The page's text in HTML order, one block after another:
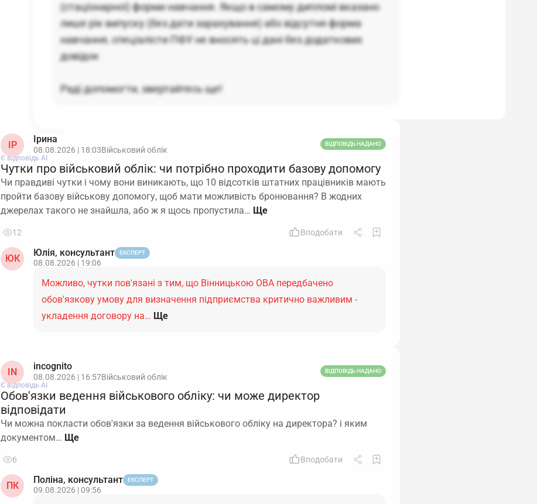
(стаціонарної) форми навчання. Якщо в самому дипломі вказано
лише рік випуску (без дати зарахування) або відсутня форма
навчання, спеціалісти ПФУ не вносять ці дані без додаткових
довідок
Раді допомогти, звертайтесь ще!
ІР
Ірина
08.08.2026 | 18:03Військовий облік
ВІДПОВІДЬ НАДАНО
Є відповідь АІ
Чутки про військовий облік: чи потрібно проходити базову допомогу
Чи правдиві чутки і чому вони виникають, що 10 відсотків штатних працівників мають
пройти базову військову допомогу, щоб мати можливість бронювання? В жодних
джерелах такого не знайшла, або ж я щось пропустила…
12 Вподобати
ЮК
Юлія, консультант ЕКСПЕРТ
08.08.2026 | 19:06
Можливо, чутки пов'язані з тим, що Вінницькою ОВА передбачено
обов'язкову умову для визначення підприємства критично важливим -
укладення договору на… Ще
IN
incognito
08.08.2026 | 16:57Військовий облік
ВІДПОВІДЬ НАДАНО
Є відповідь АІ
Обов'язки ведення військового обліку: чи може директор
відповідати
Чи можна покласти обов'язки за ведення військового обліку на директора? і яким
документом…
6 Вподобати
ПК
Поліна, консультант ЕКСПЕРТ
09.08.2026 | 09:56